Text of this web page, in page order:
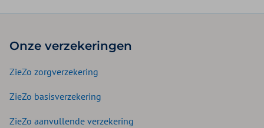
Onze verzekeringen
ZieZo zorgverzekering
ZieZo basisverzekering
ZieZo aanvullende verzekering